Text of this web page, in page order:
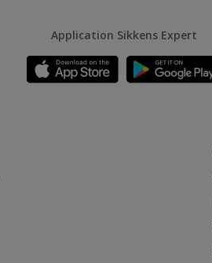
Application Sikkens Expert